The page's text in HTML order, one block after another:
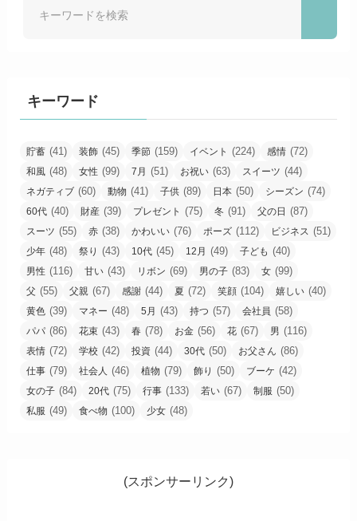
キーワード
貯蓄 (41) 装飾 (45) 季節 (159) イベント (224) 感情 (72)
和風 (48) 女性 (99) 7月 (51) お祝い (63) スイーツ (44)
ネガティブ (60) 動物 (41) 子供 (89) 日本 (50) シーズン (74)
60代 (40) 財産 (39) プレゼント (75) 冬 (91) 父の日 (87)
スーツ (55) 赤 (38) かわいい (76) ポーズ (112) ビジネス (51)
少年 (48) 祭り (43) 10代 (45) 12月 (49) 子ども (40)
男性 (116) 甘い (43) リボン (69) 男の子 (83) 女 (99)
父 (55) 父親 (67) 感謝 (44) 夏 (72) 笑顔 (104) 嬉しい (40)
黄色 (39) マネー (48) 5月 (43) 持つ (57) 会社員 (58)
パパ (86) 花束 (43) 春 (78) お金 (56) 花 (67) 男 (116)
表情 (72) 学校 (42) 投資 (44) 30代 (50) お父さん (86)
仕事 (79) 社会人 (46) 植物 (79) 飾り (50) ブーケ (42)
女の子 (84) 20代 (75) 行事 (133) 若い (67) 制服 (50)
私服 (49) 食べ物 (100) 少女 (48)
(スポンサーリンク)